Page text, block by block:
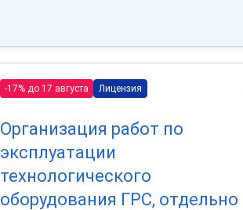
-17% до 17 августа Лицензия
Организация работ по
эксплуатации
технологического
оборудования ГРС, отдельно